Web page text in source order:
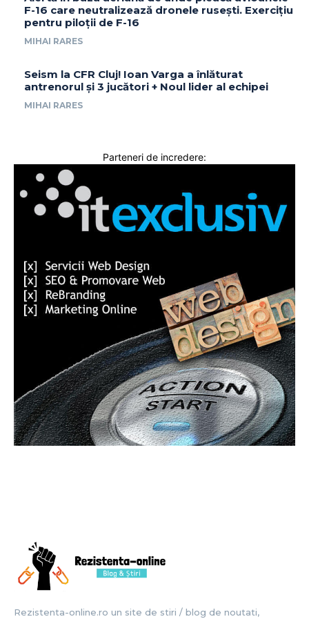
F-16 care neutralizează dronele rusești. Exercițiu
pentru piloții de F-16
MIHAI RARES
Seism la CFR Cluj! Ioan Varga a înlăturat
antrenorul și 3 jucători + Noul lider al echipei
MIHAI RARES
Parteneri de incredere:
Rezistenta-online.ro un site de stiri / blog de noutati,